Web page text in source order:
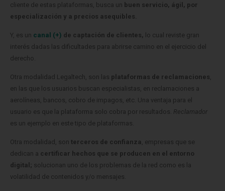
cliente de estas plataformas, busca un buen servicio, ágil, por
especialización y a precios asequibles.
Y, es un canal (+) de captación de clientes, lo cual reviste gran
interés dadas las dificultades para abrirse camino en el ejercicio del
derecho.
Otra modalidad Legaltech, son las plataformas de reclamaciones
en las que los usuarios buscan especialistas, en reclamaciones a
aerolíneas, bancos, cobro de impagos, etc. Una ventaja para el
usuario es que la plataforma solo cobra por resultados. Reclamador
es un ejemplo en este tipo de plataformas.
Otra modalidad, son terceros de confianza , empresas que se
dedican a certificar hechos que se producen en el entorno
digital; solucionan uno de los problemas de la red como es la
volatilidad de contenidos y/o mensajes.